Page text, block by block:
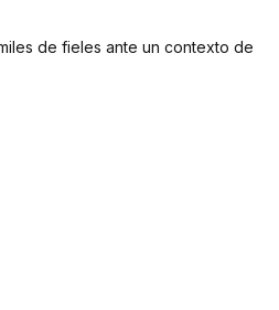
de fieles ante un contexto de